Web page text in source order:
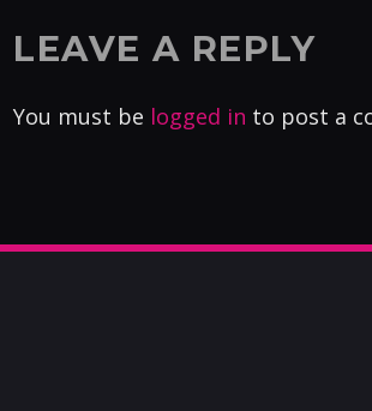
LEAVE A REPLY
You must be logged in to post a